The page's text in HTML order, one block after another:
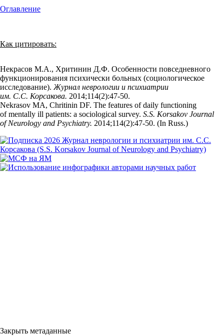
Оглавление
Как цитировать:
Некрасов М.А., Хритинин Д.Ф. Особенности повседневного
функционирования психически больных (социологическое
исследование). Журнал неврологии и психиатрии
им. С.С. Корсакова. 2014;114(2):47‑50.
Nekrasov MA, Chritinin DF. The features of daily functioning
of mentally ill patients: a sociological survey. S.S. Korsakov Journal
of Neurology and Psychiatry. 2014;114(2):47‑50. (In Russ.)
Закрыть метаданные